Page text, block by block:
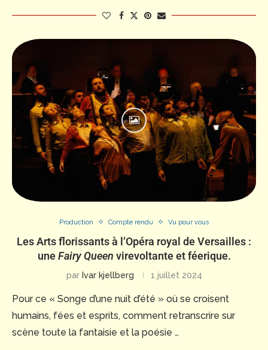
Production Compte rendu Vu pour vous
Les Arts florissants à l’Opéra royal de Versailles :
uneFairy Queen virevoltante et féerique.
par Ivar kjellberg 1 juillet 2024
Pour ce « Songe d’une nuit d’été » où se croisent
humains, fées et esprits, comment retranscrire sur
scène toute la fantaisie et la poésie …